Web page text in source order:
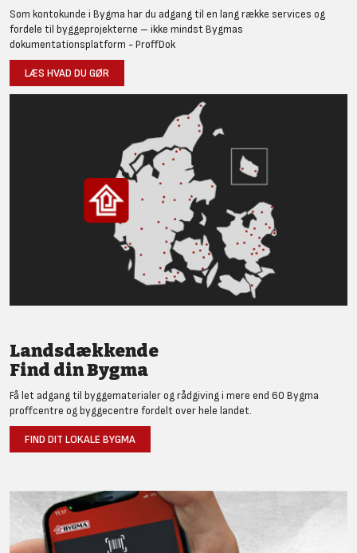
Som kontokunde i Bygma har du adgang til en lang række services og
fordele til byggeprojekterne – ikke mindst Bygmas
dokumentationsplatform - ProffDok
LÆS HVAD DU GØR
Landsdækkende
Find din Bygma
Få let adgang til byggematerialer og rådgiving i mere end 60 Bygma
proffcentre og byggecentre fordelt over hele landet.
FIND DIT LOKALE BYGMA